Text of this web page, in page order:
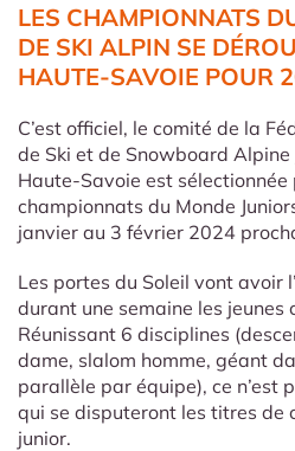
LES CHAMPIONNATS
DE SKI ALPIN SE
HAUTE-SAVOIE POUR
C’est officiel, le comité de la
de Ski et de Snowboard Alpine
Haute-Savoie est sélectionnée
championnats du Monde
janvier au 3 février 2024
Les portes du Soleil vont avoir
durant une semaine les jeunes
Réunissant 6 disciplines
dame, slalom homme, géant
parallèle par équipe), ce n’est
qui se disputeront les titres de
junior.